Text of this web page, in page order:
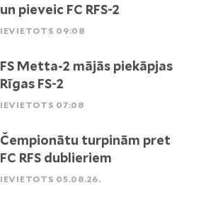
un pieveic FC RFS-2
IEVIETOTS 09:08
FS Metta-2 mājās piekāpjas
Rīgas FS-2
IEVIETOTS 07:08
Čempionātu turpinām pret
FC RFS dublieriem
IEVIETOTS 05.08.26.